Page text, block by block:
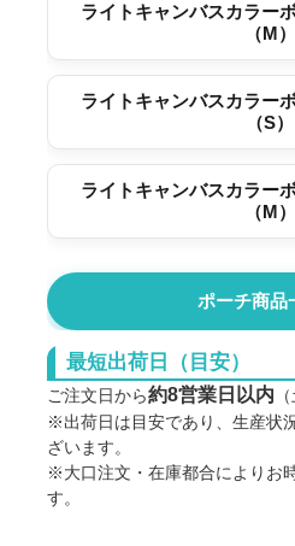
ライトキャンバスカラー
（M）
ライトキャンバスカラー
（S）
ライトキャンバスカラー
（M）
ポーチ商品
最短出荷日（目安）
ご注文日から約8営業日以内
※出荷日は目安であり、生産状
ざいます。
※大口注文・在庫都合によりお
す。